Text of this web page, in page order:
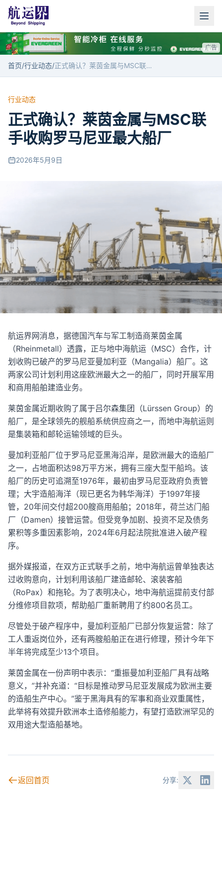
广告
首页/行业动态/ 正式确认？莱茵金属与MSC联手收购罗马尼亚最大船厂
行业动态
正式确认？莱茵金属与MSC联
手收购罗马尼亚最大船厂
2026年5月9日
航运界网消息，据德国汽车与军工制造商莱茵金属
（Rheinmetall）透露，正与地中海航运（MSC）合作，计
划收购已破产的罗马尼亚曼加利亚（Mangalia）船厂。这
两家公司计划利用这座欧洲最大之一的船厂，同时开展军用
和商用船舶建造业务。
莱茵金属近期收购了属于吕尔森集团（Lürssen Group）的
船厂，是全球领先的舰船系统供应商之一，而地中海航运则
是集装箱和邮轮运输领域的巨头。
曼加利亚船厂位于罗马尼亚黑海沿岸，是欧洲最大的造船厂
之一，占地面积达98万平方米，拥有三座大型干船坞。该
船厂的历史可追溯至1976年，最初由罗马尼亚政府负责管
理；大宇造船海洋（现已更名为韩华海洋）于1997年接
管，20年间交付超200艘商用船舶；2018年，荷兰达门船
厂（Damen）接管运营。但受竞争加剧、投资不足及债务
累积等多重因素影响，2024年6月起法院批准进入破产程
序。
据外媒报道，在双方正式联手之前，地中海航运曾单独表达
过收购意向，计划利用该船厂建造邮轮、滚装客船
（RoPax）和拖轮。为了表明决心，地中海航运提前支付部
分维修项目款项，帮助船厂重新聘用了约800名员工。
尽管处于破产程序中，曼加利亚船厂已部分恢复运营：除了
工人重返岗位外，还有两艘船舶正在进行修理，预计今年下
半年将完成至少13个项目。
莱茵金属在一份声明中表示：“重振曼加利亚船厂具有战略
意义，”并补充道：“目标是推动罗马尼亚发展成为欧洲主要
的造船生产中心。”鉴于黑海具有的军事和商业双重属性，
此举将有效提升欧洲本土造修船能力，有望打造欧洲罕见的
双用途大型造船基地。
返回首页 分享: